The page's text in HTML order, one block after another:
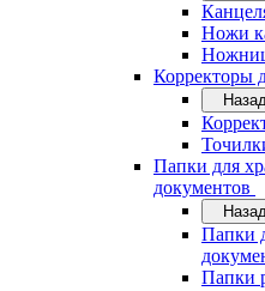
Ножи
Корректоры
Папки для
документов
Папки
Папки